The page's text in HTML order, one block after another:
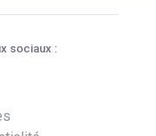
sociaux :